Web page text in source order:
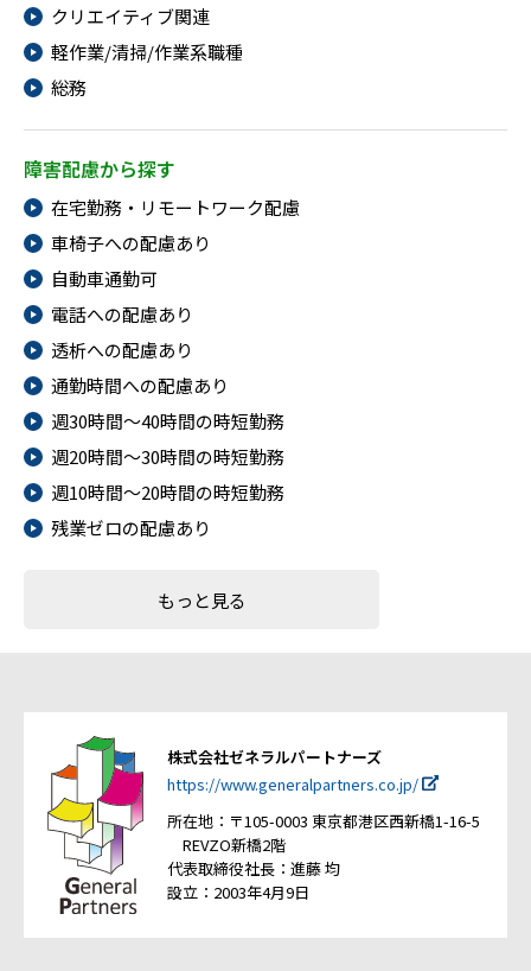
クリエイティブ関連
軽作業/清掃/作業系職種
総務
障害配慮から探す
在宅勤務・リモートワーク配慮
車椅子への配慮あり
自動車通勤可
電話への配慮あり
透析への配慮あり
通勤時間への配慮あり
週30時間～40時間の時短勤務
週20時間～30時間の時短勤務
週10時間～20時間の時短勤務
残業ゼロの配慮あり
もっと見る
株式会社ゼネラルパートナーズ
https://www.generalpartners.co.jp/
所在地：〒105-0003 東京都港区西新橋1-16-5
REVZO新橋2階
代表取締役社長：進藤 均
設立：2003年4月9日